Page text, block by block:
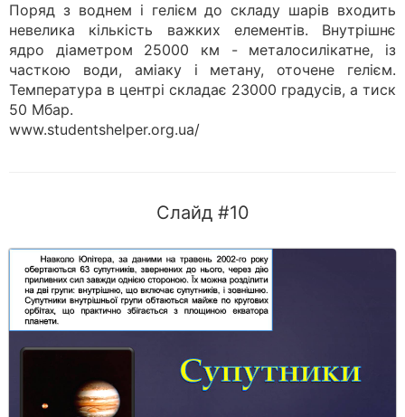
Поряд з воднем і гелієм до складу шарів входить
невелика кількість важких елементів. Внутрішнє
ядро діаметром 25000 км - металосилікатне, із
часткою води, аміаку і метану, оточене гелієм.
Температура в центрі складає 23000 градусів, а тиск
50 Мбар.
www.studentshelper.org.ua/
Слайд #10